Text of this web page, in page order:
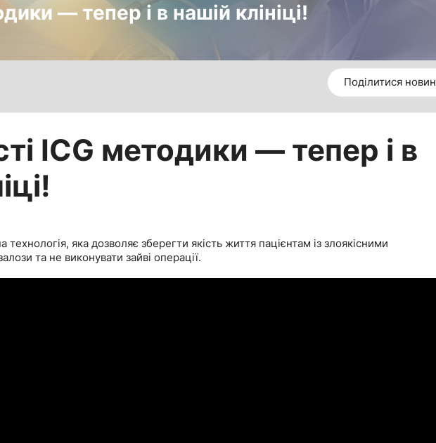
— тепер і в нашій клініці!
Поділитися
ICG методики — тепер і в
яка дозволяє зберегти якість життя пацієнтам із злоякісними
та не виконувати зайві операції.